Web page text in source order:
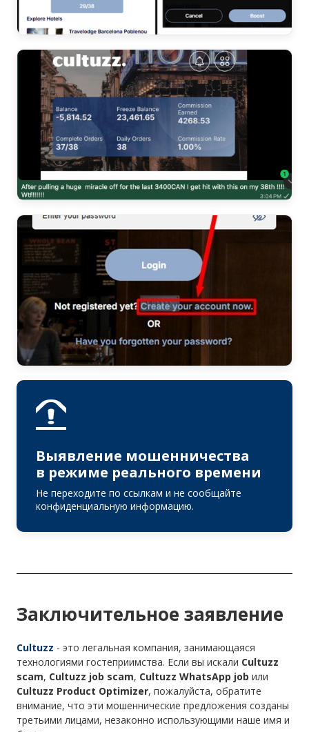
Выявление мошенничества
в режиме реального времени
Не переходите по ссылкам и не сообщайте
конфиденциальную информацию.
Заключительное заявление
Cultuzz - это легальная компания, занимающаяся
технологиями гостеприимства. Если вы искали Cultuzz
scam, Cultuzz job scam, Cultuzz WhatsApp job или
Cultuzz Product Optimizer, пожалуйста, обратите
внимание, что эти мошеннические предложения созданы
третьими лицами, незаконно использующими наше имя и